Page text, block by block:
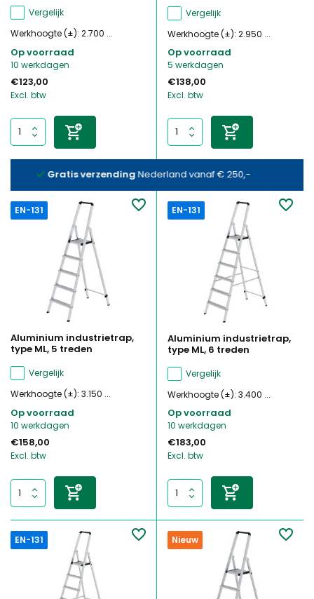
Vergelijk
Werkhoogte (±): 2.700 ...
Op voorraad
10 werkdagen
€123,00
Excl. btw
Vergelijk
Werkhoogte (±): 2.950 ...
Op voorraad
5 werkdagen
€138,00
Excl. btw
Op rekeningmet factuur bestellen mogelijk
EN-131
Aluminium industrietrap,
type ML, 5 treden
Vergelijk
Werkhoogte (±): 3.150 ...
Op voorraad
10 werkdagen
€158,00
Excl. btw
EN-131
Aluminium industrietrap,
type ML, 6 treden
Vergelijk
Werkhoogte (±): 3.400 ...
Op voorraad
10 werkdagen
€183,00
Excl. btw
EN-131 Nieuw